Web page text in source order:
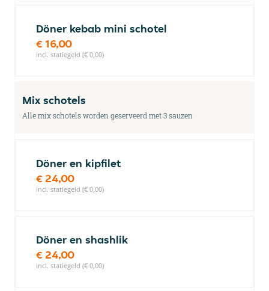
Döner kebab mini schotel
€ 16,00
incl. statiegeld (€ 0,00)
Mix schotels
Alle mix schotels worden geserveerd met 3 sauzen
Döner en kipfilet
€ 24,00
incl. statiegeld (€ 0,00)
Döner en shashlik
€ 24,00
incl. statiegeld (€ 0,00)